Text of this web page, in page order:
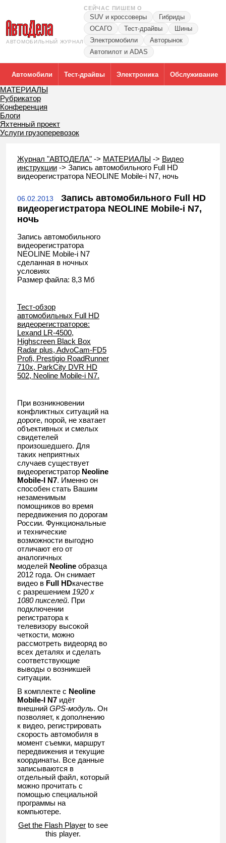
АВТОМОБИЛЬНЫЙ ЖУРНАЛ
СЕЙЧАС ПИШЕМ О
SUV и кроссоверы
Гибриды
ОСАГО
Тест-драйвы
Шины
Электромобили
Авторынок
Автопилот и ADAS
Автомобили Тест-драйвы Электроника Обслуживание
МАТЕРИАЛЫ
Рубрикатор
Конференция
Блоги
Яхтенный проект
Услуги грузоперевозок
Журнал "АВТОДЕЛА" -> МАТЕРИАЛЫ -> Видео
инструкции -> Запись автомобильного Full HD
видеорегистратора NEOLINE Mobile-i N7, ночь
06.02.2013
Запись автомобильного Full HD
видеорегистратора NEOLINE Mobile-i N7,
ночь
Запись автомобильного
видеорегистратора
NEOLINE Mobile-i N7
сделанная в ночных
условиях
Размер файла: 8,3 Мб
Тест-обзор
автомобильных Full HD
видеорегистраторов:
Lexand LR-4500,
Highscreen Black Box
Radar plus, AdvoCam-FD5
Profi, Prestigio RoadRunner
710x, ParkCity DVR HD
502, Neoline Mobile-i N7.
При возникновении
конфликтных ситуаций на
дороге, порой, не хватает
объективных и смелых
свидетелей
произошедшего. Для
таких неприятных
случаев существует
видеорегистратор Neoline
Mobile-I N7. Именно он
способен стать Вашим
незаменимым
помощников во время
передвижения по дорогам
России. Функциональные
и технические
возможности выгодно
отличают его от
аналогичных
моделей Neoline образца
2012 года. Он снимает
видео в Full HDкачестве
с разрешением 1920 x
1080 пикселей. При
подключении
регистратора к
телевизору высокой
четкости, можно
рассмотреть видеоряд во
всех деталях и сделать
соответствующие
выводы о возникшей
ситуации.
В комплекте с Neoline
Mobile-I N7 идёт
внешний GPS-модуль. Он
позволяет, к дополнению
к видео, регистрировать
скорость автомобиля в
момент съемки, маршрут
передвижения и текущие
координаты. Все данные
записываются в
отдельный файл, который
можно прочитать с
помощью специальной
программы на
компьютере.
Get the Flash Player to see
this player.